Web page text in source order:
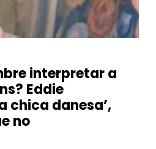
interpretar a
Eddie
chica danesa’,
no